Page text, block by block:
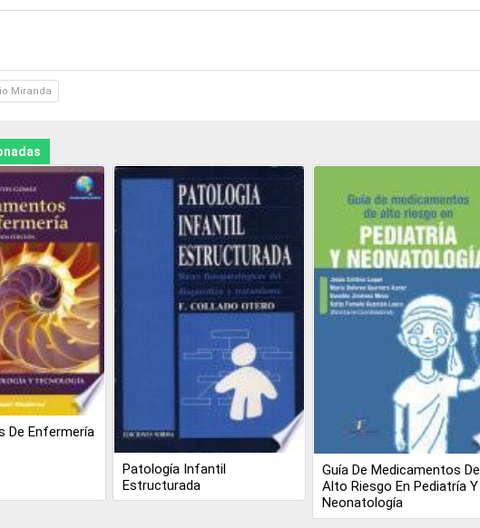
Miranda
De Enfermería
Patología Infantil
Estructurada
Guía De Medicamentos De
Alto Riesgo En Pediatría Y
Neonatología